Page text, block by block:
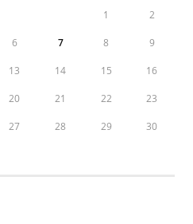
1 2
6 7 8 9
13 14 15 16
20 21 22 23
27 28 29 30